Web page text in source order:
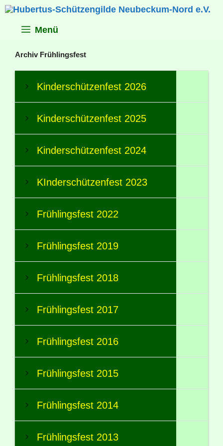
Zum
Inhalt
Menü
Archiv Frühlingsfest
Kinderschützenfest 2026
Kinderschützenfest 2025
Kinderschützenfest 2024
KInderschützenfest 2023
Frühlingsfest 2022
Frühlingsfest 2019
Frühlingsfest 2018
Frühlingsfest 2017
Frühlingsfest 2016
Frühlingsfest 2015
Frühlingsfest 2014
Frühlingsfest 2013